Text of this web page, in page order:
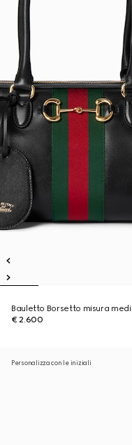
Bauletto Borsetto misura
€ 2.600
Personalizza con le iniziali